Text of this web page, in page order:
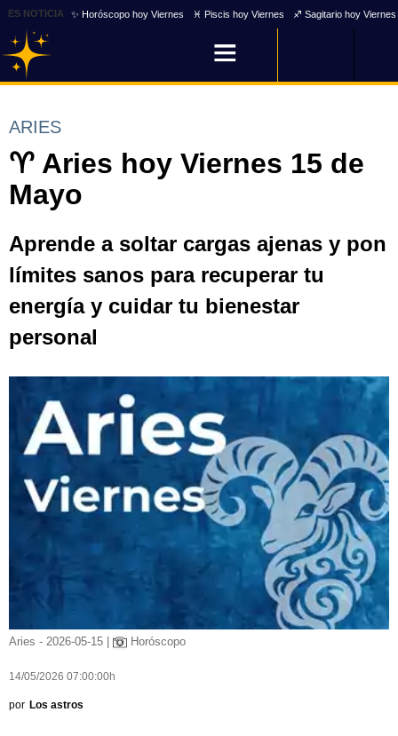
ES NOTICIA ✨ Horóscopo hoy Viernes ♓ Piscis hoy Viernes ♐ Sagitario hoy Viernes
ARIES
♈ Aries hoy Viernes 15 de
Mayo
Aprende a soltar cargas ajenas y pon
límites sanos para recuperar tu
energía y cuidar tu bienestar
personal
Aries - 2026-05-15 | Horóscopo
14/05/2026 07:00:00h
por Los astros